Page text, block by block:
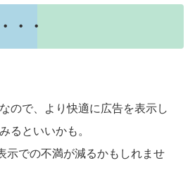
・・
ので、より快適に広告を表示し
るといいかも。
示での不満が減るかもしれませ